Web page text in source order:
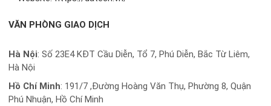
VĂN PHÒNG GIAO DỊCH
Hà Nội: Số 23E4 KĐT Cầu Diễn, Tổ 7, Phú Diễn, Bắc Từ Liêm,
Hà Nội
Hồ Chí Minh: 191/7 ,Đường Hoàng Văn Thụ, Phường 8, Quận
Phú Nhuận, Hồ Chí Minh